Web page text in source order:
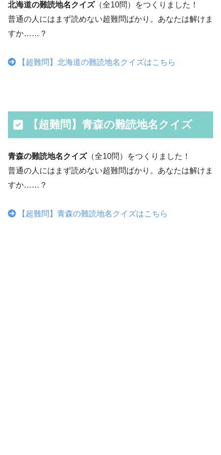
北海道の難読地名クイズ（全10問）をつくりました！
普通の人にはまず読めない超難問ばかり。あなたは解けま
すか……？
【超難問】北海道の難読地名クイズはこちら
【超難問】青森の難読地名クイズ
青森の難読地名クイズ（全10問）をつくりました！
普通の人にはまず読めない超難問ばかり。あなたは解けま
すか……？
【超難問】青森の難読地名クイズはこちら